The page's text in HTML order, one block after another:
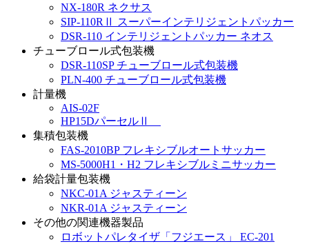
NX-180R ネクサス
SIP-110RⅡ スーパーインテリジェントパッカー
DSR-110 インテリジェントパッカー ネオス
チューブロール式包装機
DSR-110SP チューブロール式包装機
PLN-400 チューブロール式包装機
計量機
AIS-02F
HP15DパーセルⅡ
集積包装機
FAS-2010BP フレキシブルオートサッカー
MS-5000H1・H2 フレキシブルミニサッカー
給袋計量包装機
NKC-01A ジャスティーン
NKR-01A ジャスティーン
その他の関連機器製品
ロボットパレタイザ「フジエース」 EC-201